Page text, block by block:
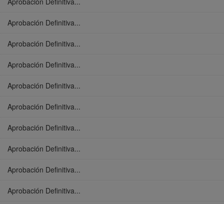
Aprobación Definitiva...
Aprobación Definitiva...
Aprobación Definitiva...
Aprobación Definitiva...
Aprobación Definitiva...
Aprobación Definitiva...
Aprobación Definitiva...
Aprobación Definitiva...
Aprobación Definitiva...